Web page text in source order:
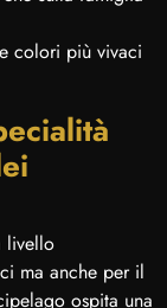
colori più vivaci
livello
ma anche per il
ospita una